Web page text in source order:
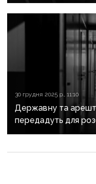
30 грудня 2025 р., 11:10
Державну та
передадуть для